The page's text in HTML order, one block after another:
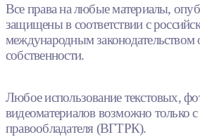
Все права на любые материалы,
защищены в соответствии с
международным законодательством
собственности.
Любое использование текстовых,
видеоматериалов возможно только с
правообладателя (ВГТРК).